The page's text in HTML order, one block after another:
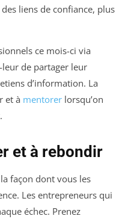
liens de confiance, plus
ce mois-ci via
de partager leur
d’information. La
et à mentorer lorsqu’on
et à rebondir
façon dont vous les
Les entrepreneurs qui
échec. Prenez